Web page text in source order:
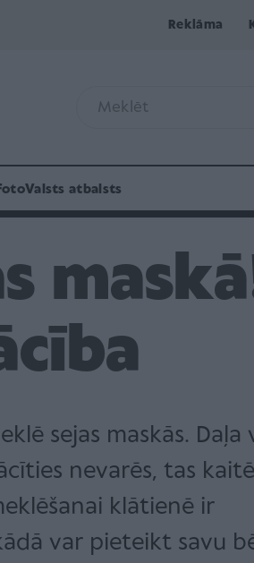
Reklāma
Valsts atbalsts
sejas maskās. Daļa
nevarēs, tas
klātienē ir
var pieteikt savu